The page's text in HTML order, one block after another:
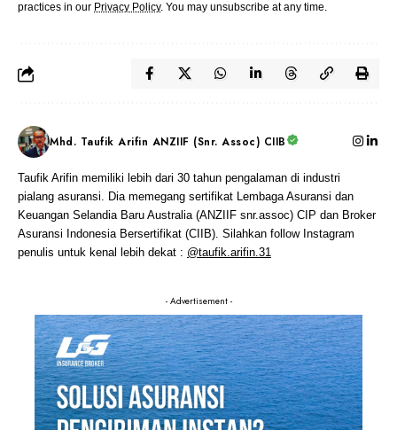
practices in our Privacy Policy. You may unsubscribe at any time.
Mhd. Taufik Arifin ANZIIF (Snr. Assoc) CIIB
Taufik Arifin memiliki lebih dari 30 tahun pengalaman di industri
pialang asuransi. Dia memegang sertifikat Lembaga Asuransi dan
Keuangan Selandia Baru Australia (ANZIIF snr.assoc) CIP dan Broker
Asuransi Indonesia Bersertifikat (CIIB). Silahkan follow Instagram
penulis untuk kenal lebih dekat : @taufik.arifin.31
- Advertisement -